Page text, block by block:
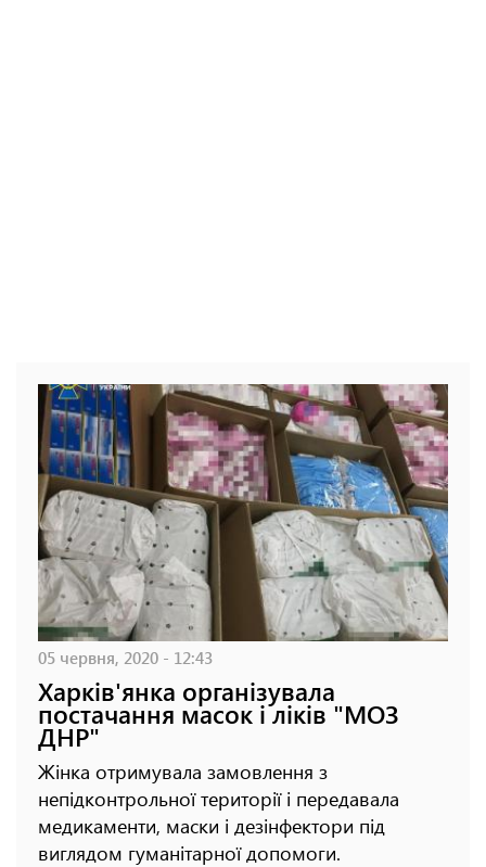
05 червня, 2020 - 12:43
Харків'янка організувала
постачання масок і ліків "МОЗ
ДНР"
Жінка отримувала замовлення з
непідконтрольної території і передавала
медикаменти, маски і дезінфектори під
виглядом гуманітарної допомоги.